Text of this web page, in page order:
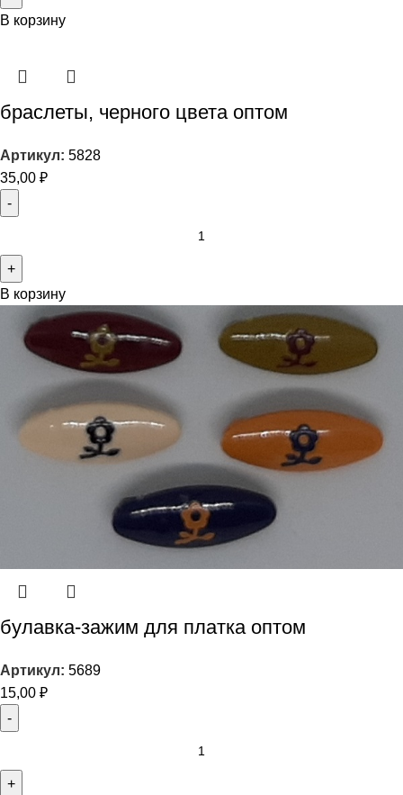
В корзину
браслеты, черного цвета оптом
Артикул: 5828
35,00 ₽
В корзину
булавка-зажим для платка оптом
Артикул: 5689
15,00 ₽